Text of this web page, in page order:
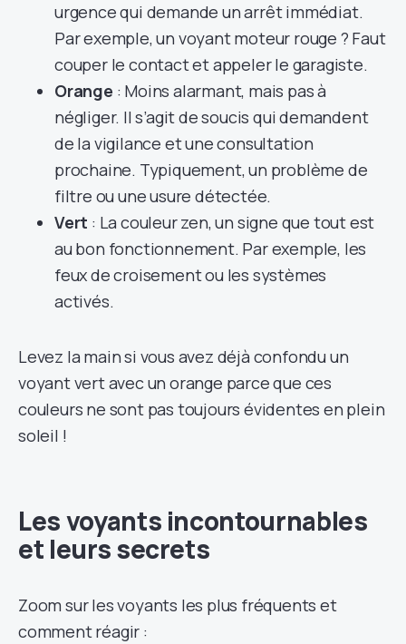
urgence qui demande un arrêt immédiat.
Par exemple, un voyant moteur rouge ? Faut
couper le contact et appeler le garagiste.
Orange : Moins alarmant, mais pas à
négliger. Il s’agit de soucis qui demandent
de la vigilance et une consultation
prochaine. Typiquement, un problème de
filtre ou une usure détectée.
Vert : La couleur zen, un signe que tout est
au bon fonctionnement. Par exemple, les
feux de croisement ou les systèmes
activés.
Levez la main si vous avez déjà confondu un
voyant vert avec un orange parce que ces
couleurs ne sont pas toujours évidentes en plein
soleil !
Les voyants incontournables
et leurs secrets
Zoom sur les voyants les plus fréquents et
comment réagir :